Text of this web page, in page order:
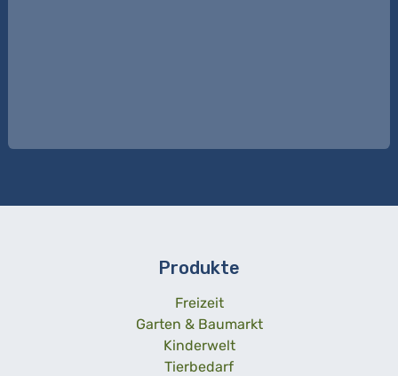
Produkte
Freizeit
Garten & Baumarkt
Kinderwelt
Tierbedarf